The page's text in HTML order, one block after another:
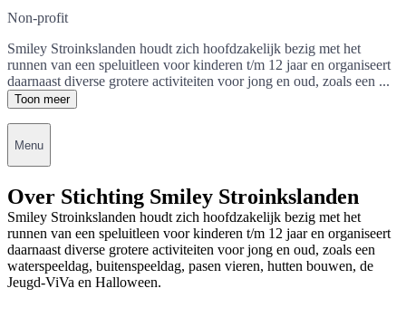
Non-profit
Smiley Stroinkslanden houdt zich hoofdzakelijk bezig met het
runnen van een speluitleen voor kinderen t/m 12 jaar en organiseert
daarnaast diverse grotere activiteiten voor jong en oud, zoals een ...
Toon meer
Menu
Over Stichting Smiley Stroinkslanden
Smiley Stroinkslanden houdt zich hoofdzakelijk bezig met het
runnen van een speluitleen voor kinderen t/m 12 jaar en organiseert
daarnaast diverse grotere activiteiten voor jong en oud, zoals een
waterspeeldag, buitenspeeldag, pasen vieren, hutten bouwen, de
Jeugd-ViVa en Halloween.